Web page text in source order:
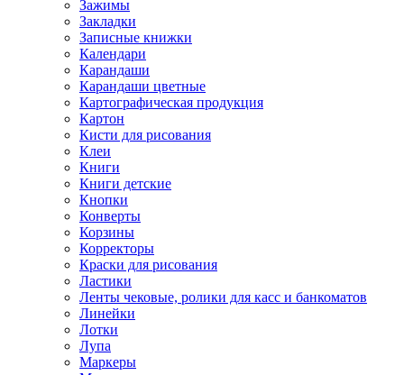
Зажимы
Закладки
Записные книжки
Календари
Карандаши
Карандаши цветные
Картографическая продукция
Картон
Кисти для рисования
Клеи
Книги
Книги детские
Кнопки
Конверты
Корзины
Корректоры
Краски для рисования
Ластики
Ленты чековые, ролики для касс и банкоматов
Линейки
Лотки
Лупа
Маркеры